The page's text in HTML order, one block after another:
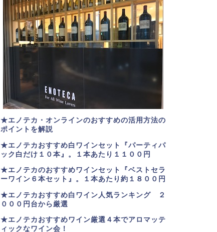
★エノテカ・オンラインのおすすめの活用方法の
ポイントを解説
★エノテカおすすめ白ワインセット『パーティパ
ック白だけ１０本』。１本あたり１１００円
★エノテカのおすすめワインセット『ベストセラ
ーワイン６本セット』。
１本あたり約１８００円
★エノテカおすすめ白ワイン人気ランキング ２
０００円台から厳選
★エノテカおすすめワイン厳選４本でアロマッテ
ィックなワイン会！